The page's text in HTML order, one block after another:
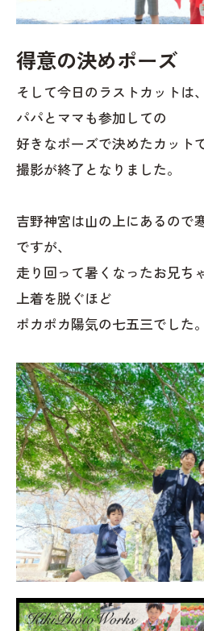
得意の決めポーズ
そして今日のラストカットは、
パパとママも参加しての
好きなポーズで決めたカット
撮影が終了となりました。
吉野神宮は山の上にあるので
ですが、
走り回って暑くなったお兄ち
上着を脱ぐほど
ポカポカ陽気の七五三でした。